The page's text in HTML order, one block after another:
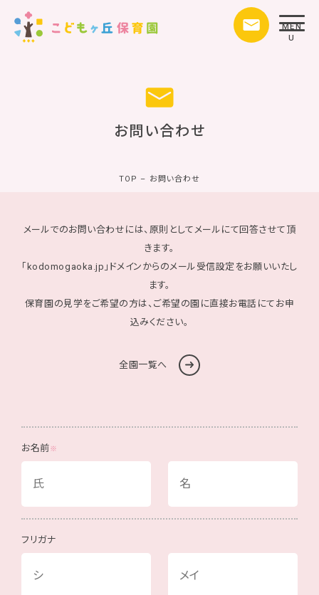
MEN
U
お問い合わせ
TOP – お問い合わせ
メールでのお問い合わせには、原則としてメールにて回答させて頂
きます。
「kodomogaoka.jp」ドメインからのメール受信設定をお願いいたし
ます。
保育園の見学をご希望の方は、ご希望の園に直接お電話にてお申
込みください。
全園一覧へ
お名前
フリガナ